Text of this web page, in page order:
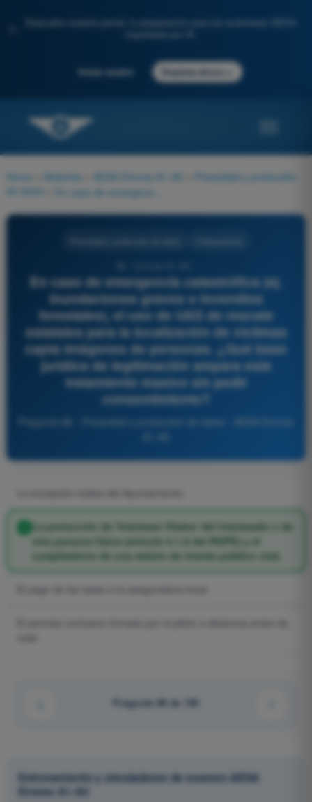
Descubre nuestro portal: tu preparación para los exámenes AESA
Iniciar sesión Empieza ahora
Home Materias AESA Drones A1-A3
Privacidad y protección
de datos
En caso de emergencia catastrófica (ej.
inundaciones graves o incendios
forestales), el uso de UAS de rescate
estatales para la localización de víctimas
capta imágenes de personas. ¿Qué base
jurídica de legitimación ampara este
tratamiento masivo sin pedir
consentimiento?
Pregunta 88 - Privacidad y protección de datos - AESA Drones
La protección de 'Intereses Vitales' del interesado o de
otra persona física (artículo 6.1.d del RGPD) y el
cumplimiento de una misión de interés público vital.
Pregunta 88 de 130
Entrenamiento y simuladores de examen AESA
Drones A1-A3